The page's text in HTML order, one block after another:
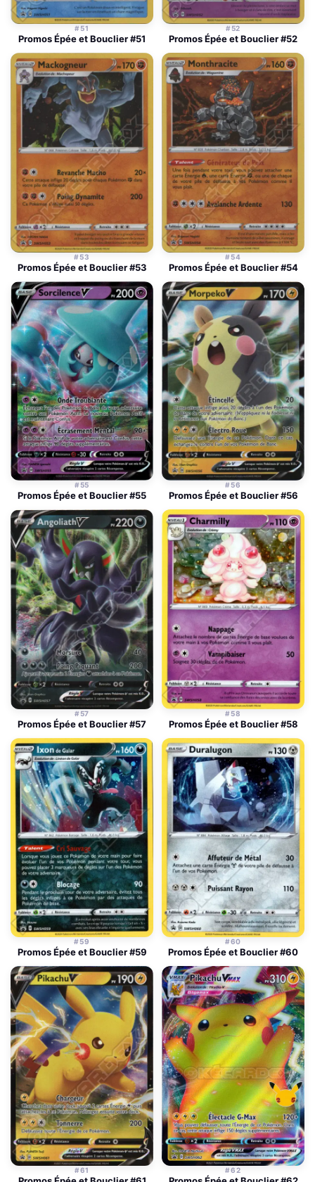
#51
Promos Épée et Bouclier #51
#52
Promos Épée et Bouclier #52
#53
Promos Épée et Bouclier #53
#54
Promos Épée et Bouclier #54
#55
Promos Épée et Bouclier #55
#56
Promos Épée et Bouclier #56
#57
Promos Épée et Bouclier #57
#58
Promos Épée et Bouclier #58
#59
Promos Épée et Bouclier #59
#60
Promos Épée et Bouclier #60
#61 #62